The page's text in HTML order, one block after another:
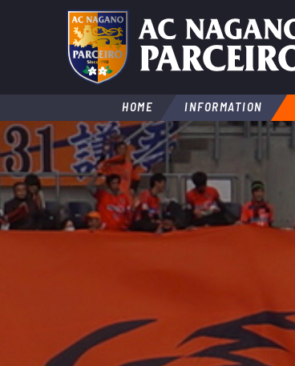
HOME INFORMATION